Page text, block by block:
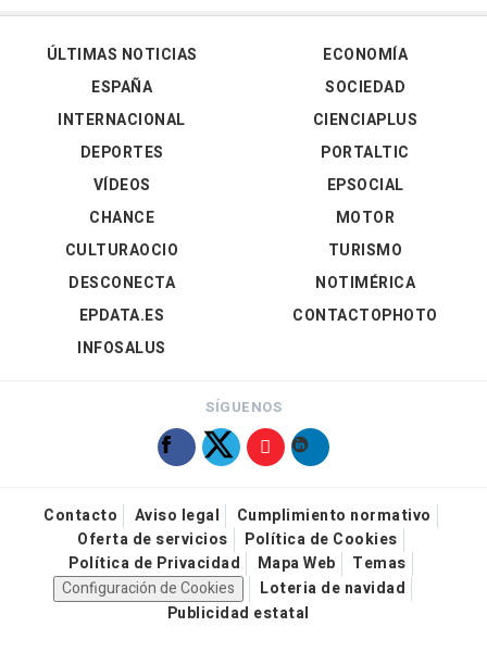
ÚLTIMAS NOTICIAS
ESPAÑA
INTERNACIONAL
DEPORTES
VÍDEOS
ECONOMÍA
SOCIEDAD
CIENCIAPLUS
PORTALTIC
EPSOCIAL
CHANCE
CULTURAOCIO
DESCONECTA
EPDATA.ES
INFOSALUS
MOTOR
TURISMO
NOTIMÉRICA
CONTACTOPHOTO
SÍGUENOS
Contacto Aviso legal
Cumplimiento normativo
Oferta de servicios
Política de Cookies
Política de Privacidad
Mapa Web
Temas
Configuración de Cookies
Loteria de navidad
Publicidad estatal